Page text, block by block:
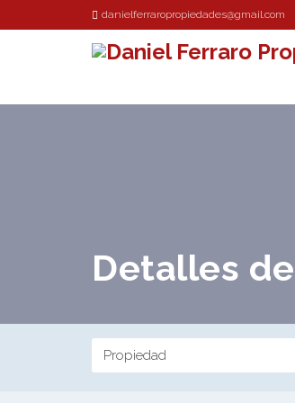
danielferraropropiedades@gmail.com
Detalles